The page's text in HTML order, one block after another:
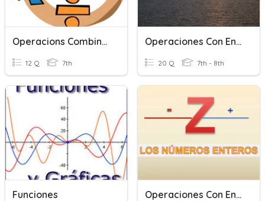
Operacions Combinades
12 Q 7th
Operaciones Con Enteros
20 Q 7th - 8th
Funciones Operaciones Con Enteros